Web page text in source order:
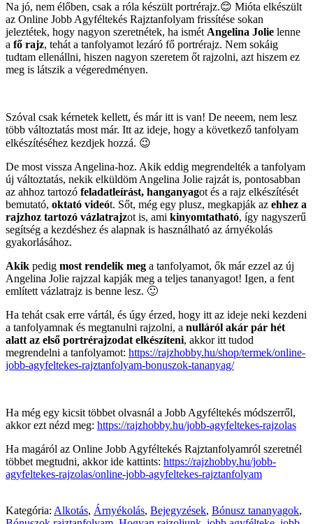
Na jó, nem élőben, csak a róla készült portrérajz.😊 Mióta elkészült
az Online Jobb Agyféltekés Rajztanfolyam frissítése sokan
jeleztétek, hogy nagyon szeretnétek, ha ismét Angelina Jolie lenne
a fő rajz, tehát a tanfolyamot lezáró fő portrérajz. Nem sokáig
tudtam ellenállni, hiszen nagyon szeretem őt rajzolni, azt hiszem ez
meg is látszik a végeredményen.
Szóval csak kérnetek kellett, és már itt is van! De neeem, nem lesz
több változtatás most már. Itt az ideje, hogy a következő tanfolyam
elkészítéséhez kezdjek hozzá. 😉
De most vissza Angelina-hoz. Akik eddig megrendelték a tanfolyam
új változtatás, nekik elküldöm Angelina Jolie rajzát is, pontosabban
az ahhoz tartozó feladatleírást, hanganyagot és a rajz elkészítését
bemutató, oktató videót. Sőt, még egy plusz, megkapják az ehhez a
rajzhoz tartozó vázlatrajzot is, ami kinyomtatható, így nagyszerű
segítség a kezdéshez és alapnak is használható az árnyékolás
gyakorlásához.
Akik pedig most rendelik meg a tanfolyamot, ők már ezzel az új
Angelina Jolie rajzzal kapják meg a teljes tananyagot! Igen, a fent
említett vázlatrajz is benne lesz. 🙂
Ha tehát csak erre vártál, és úgy érzed, hogy itt az ideje neki kezdeni
a tanfolyamnak és megtanulni rajzolni, a nulláról akár pár hét
alatt az első portrérajzodat elkészíteni, akkor itt tudod
megrendelni a tanfolyamot: https://rajzhobby.hu/shop/termek/online-
jobb-agyfeltekes-rajztanfolyam-bonuszok-tananyag/
Ha még egy kicsit többet olvasnál a Jobb Agyféltekés módszerről,
akkor ezt nézd meg: https://rajzhobby.hu/jobb-agyfeltekes-rajzolas
Ha magáról az Online Jobb Agyféltekés Rajztanfolyamról szeretnél
többet megtudni, akkor ide kattints: https://rajzhobby.hu/jobb-
agyfeltekes-rajzolas/online-jobb-agyfeltekes-rajztanfolyam
Kategória: Alkotás, Árnyékolás, Bejegyzések, Bónusz tananyagok,